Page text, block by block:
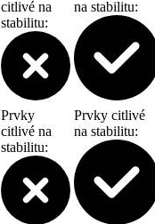
citlivé na
stabilitu:
na stabilitu:
Prvky
citlivé na
stabilitu:
Prvky citlivé
na stabilitu: